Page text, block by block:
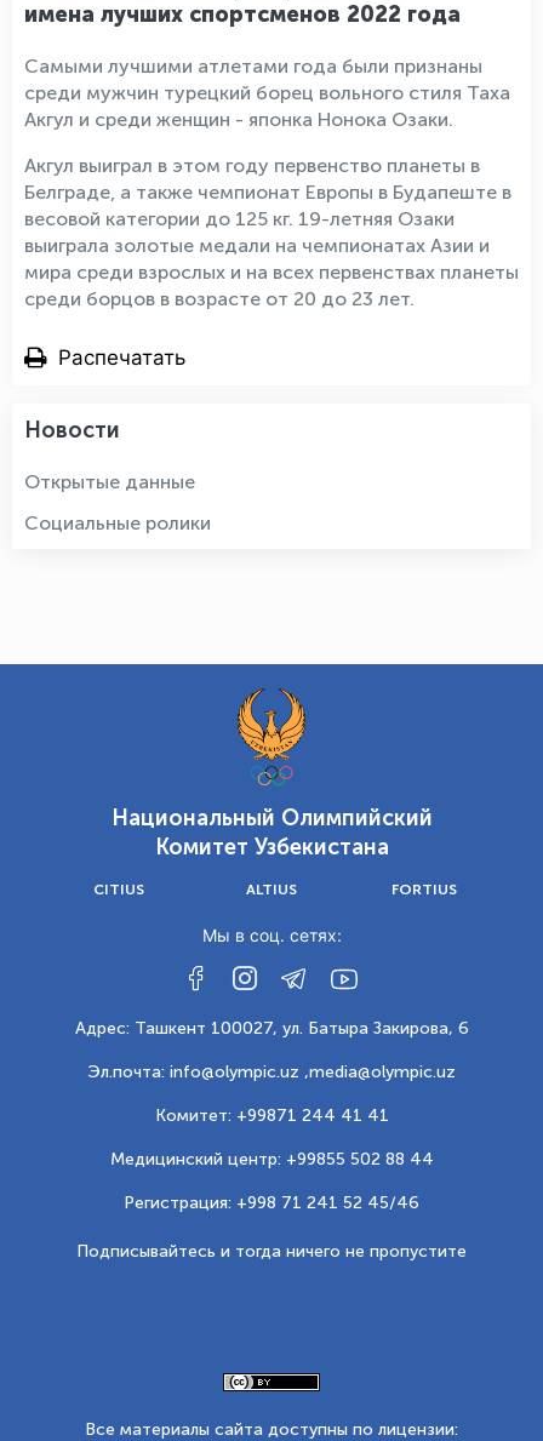
имена лучших спортсменов 2022 года
Самыми лучшими атлетами года были признаны
среди мужчин турецкий борец вольного стиля Таха
Акгул и среди женщин - японка Нонока Озаки.
Акгул выиграл в этом году первенство планеты в
Белграде, а также чемпионат Европы в Будапеште в
весовой категории до 125 кг. 19-летняя Озаки
выиграла золотые медали на чемпионатах Азии и
мира среди взрослых и на всех первенствах планеты
среди борцов в возрасте от 20 до 23 лет.
Распечатать
Новости
Открытые данные
Социальные ролики
Национальный Олимпийский
Комитет Узбекистана
CITIUS ALTIUS FORTIUS
Мы в соц. сетях:
Адрес: Ташкент 100027, ул. Батыра Закирова, 6
Эл.почта: info@olympic.uz ,media@olympic.uz
Комитет: +99871 244 41 41
Медицинский центр: +99855 502 88 44
Регистрация: +998 71 241 52 45/46
Подписывайтесь и тогда ничего не пропустите
Все материалы сайта доступны по лицензии: